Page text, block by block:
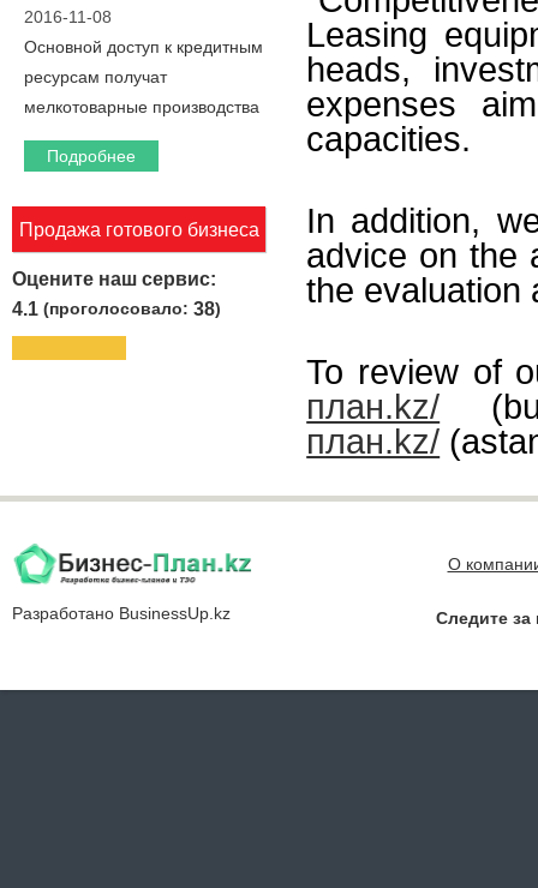
2016-11-08
Основной доступ к кредитным
ресурсам получат
мелкотоварные производства
Подробнее
Продажа готового бизнеса
Оцените наш сервис:
4.1 (проголосовало:38)
Leasing
heads,
expenses
capacities.
In addition,
advice on the
the evaluation
To review of
план.kz/
план.kz/
Разработано BusinessUp.kz
О
Следите за